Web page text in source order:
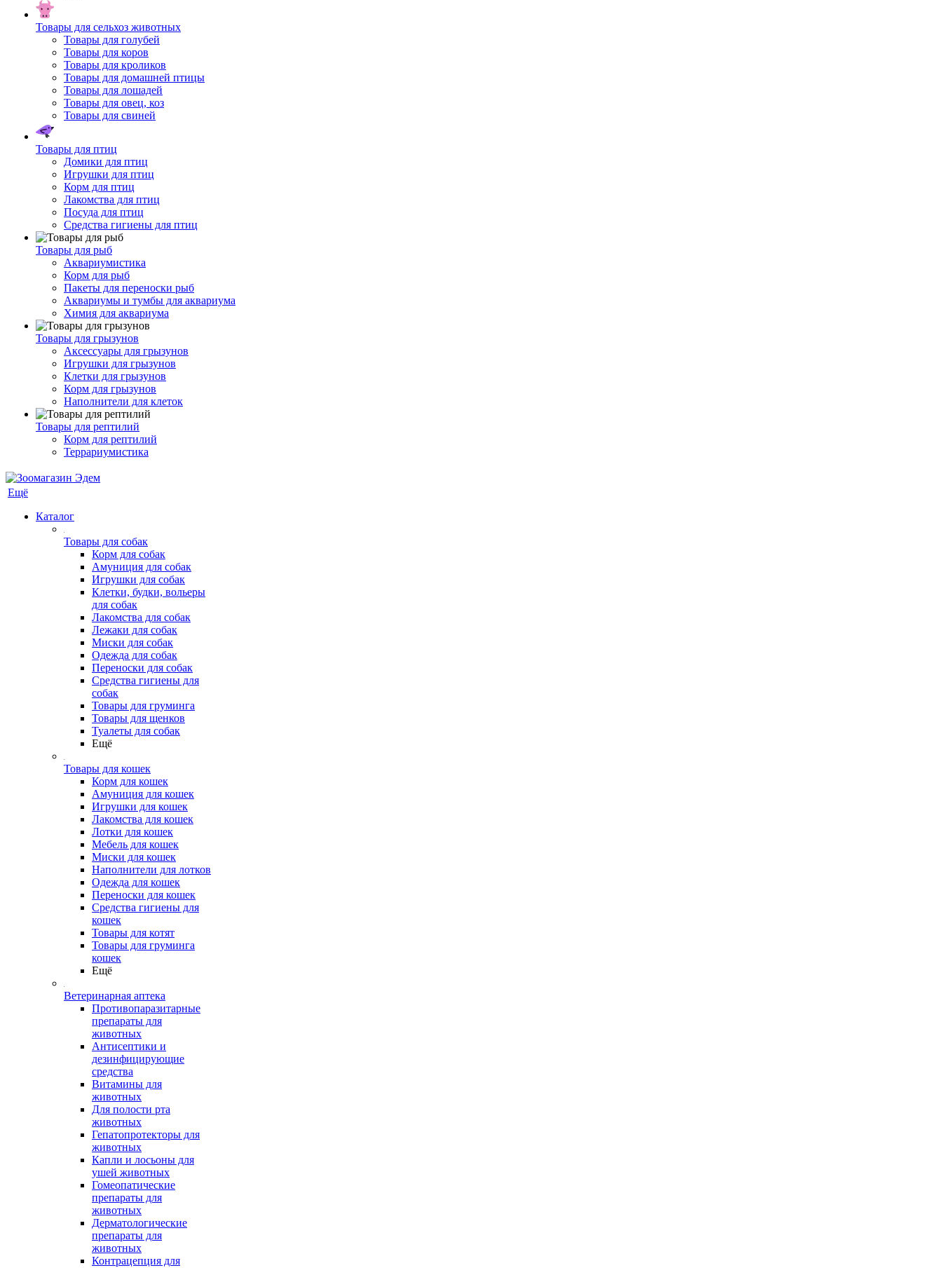
Товары для сельхоз животных
Товары для голубей
Товары для коров
Товары для кроликов
Товары для домашней птицы
Товары для лошадей
Товары для овец, коз
Товары для свиней
Товары для птиц
Домики для птиц
Игрушки для птиц
Корм для птиц
Лакомства для птиц
Посуда для птиц
Средства гигиены для птиц
Товары для рыб
Аквариумистика
Корм для рыб
Пакеты для переноски рыб
Аквариумы и тумбы для аквариума
Химия для аквариума
Товары для грызунов
Аксессуары для грызунов
Игрушки для грызунов
Клетки для грызунов
Корм для грызунов
Наполнители для клеток
Товары для рептилий
Корм для рептилий
Террариумистика
Ещё
Каталог
Товары для собак
Корм для собак
Амуниция для собак
Игрушки для собак
Клетки, будки, вольеры
для собак
Лакомства для собак
Лежаки для собак
Миски для собак
Одежда для собак
Переноски для собак
Средства гигиены для
собак
Товары для груминга
Товары для щенков
Туалеты для собак
Ещё
Товары для кошек
Корм для кошек
Амуниция для кошек
Игрушки для кошек
Лакомства для кошек
Лотки для кошек
Мебель для кошек
Миски для кошек
Наполнители для лотков
Одежда для кошек
Переноски для кошек
Средства гигиены для
кошек
Товары для котят
Товары для груминга
кошек
Ещё
Ветеринарная аптека
Противопаразитарные
препараты для
животных
Антисептики и
дезинфицирующие
средства
Витамины для
животных
Для полости рта
животных
Гепатопротекторы для
животных
Капли и лосьоны для
ушей животных
Гомеопатические
препараты для
животных
Дерматологические
препараты для
животных
Контрацепция для